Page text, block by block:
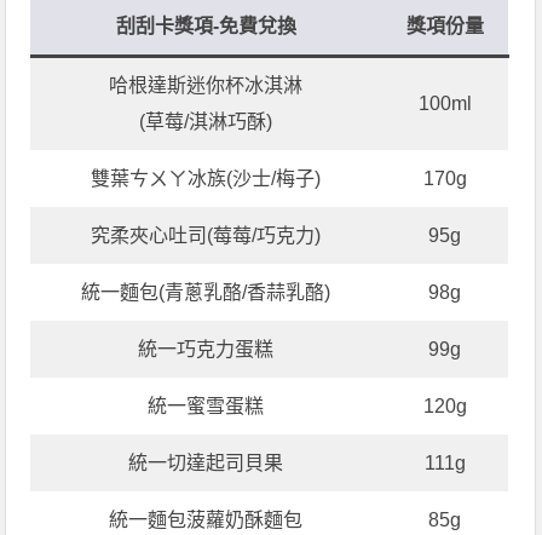
刮刮卡獎項-免費兌換 獎項份量
哈根達斯迷你杯冰淇淋
(草莓/淇淋巧酥)
100ml
雙葉ㄘㄨㄚ冰族(沙士/梅子) 170g
究柔夾心吐司(莓莓/巧克力) 95g
統一麵包(青蔥乳酪/香蒜乳酪) 98g
統一巧克力蛋糕 99g
統一蜜雪蛋糕 120g
統一切達起司貝果 111g
統一麵包菠蘿奶酥麵包 85g